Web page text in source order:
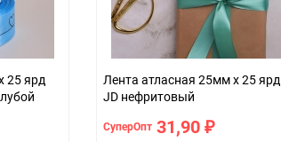
d754-11f0-8cc6-b03af2b6059f
25 ярд
Лента атласная 25мм х 25 ярд
JD нефритовый
СуперОпт 31,90 ₽